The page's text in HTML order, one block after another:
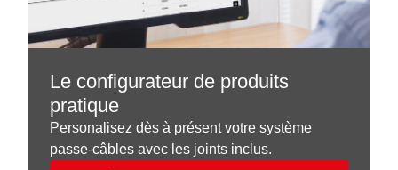
Le configurateur de produits
pratique
Personalisez dès à présent votre système
passe-câbles avec les joints inclus.